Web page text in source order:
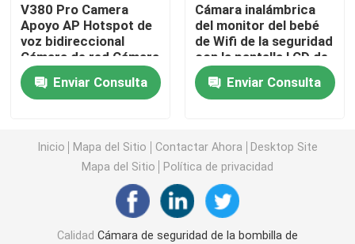
cámara solar 4G
Cámara solar de Wifi
Cámara inalámbrica elegante de Wifi
Cámara de PTZ al aire libre
V380 Pro Camera
Apoyo AP Hotspot de
voz bidireccional
Cámara de red Cámara
de red
Enviar Consulta
Cámara inalámbrica
del monitor del bebé
de Wifi de la seguridad
con la pantalla LCD de
5 pulgadas
Enviar Consulta
Inicio Mapa del Sitio Contactar Ahora
Desktop Site
Mapa del Sitio
Política de privacidad
Calidad Cámara de seguridad de la bombilla de